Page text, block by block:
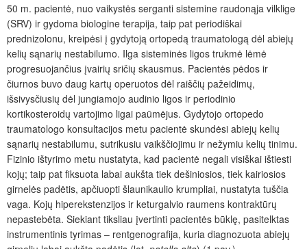
50 m. pacientė, nuo vaikystės serganti sistemine raudonąja vilklige
(SRV) ir gydoma biologine terapija, taip pat periodiškai
prednizolonu, kreipėsi į gydytoją ortopedą traumatologą dėl abiejų
kelių sąnarių nestabilumo. Ilga sisteminės ligos trukmė lėmė
progresuojančius įvairių sričių skausmus. Pacientės pėdos ir
čiurnos buvo daug kartų operuotos dėl raiščių pažeidimų,
išsivysčiusių dėl jungiamojo audinio ligos ir periodinio
kortikosteroidų vartojimo ligai paūmėjus. Gydytojo ortopedo
traumatologo konsultacijos metu pacientė skundėsi abiejų kelių
sąnarių nestabilumu, sutrikusiu vaikščiojimu ir nežymiu kelių tinimu.
Fizinio ištyrimo metu nustatyta, kad pacientė negali visiškai ištiesti
kojų; taip pat fiksuota labai aukšta tiek dešiniosios, tiek kairiosios
girnelės padėtis, apčiuopti šlaunikaulio krumpliai, nustatyta tuščia
vaga. Kojų hiperekstenzijos ir keturgalvio raumens kontraktūrų
nepastebėta. Siekiant tiksliau įvertinti pacientės būklę, pasitelktas
instrumentinis tyrimas ‒ rentgenografija, kuria diagnozuota abiejų